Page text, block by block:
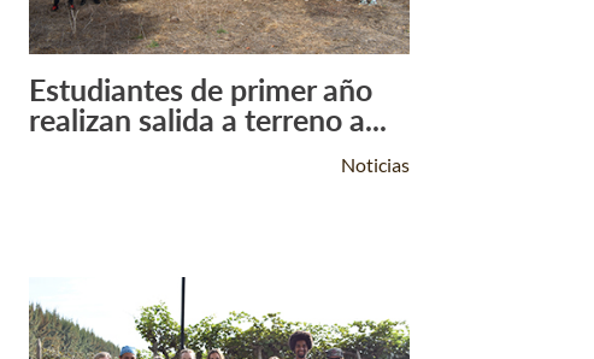
Leer Más +
Estudiantes de primer año
realizan salida a terreno a...
Noticias